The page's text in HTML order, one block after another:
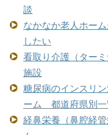
談
なかなか老人ホー
したい
看取り介護（ター
施設
糖尿病のインスリ
ーム 都道府県別一
経鼻栄養（鼻腔経